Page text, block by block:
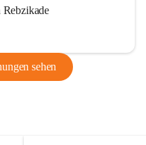
Rebzikade
sehen